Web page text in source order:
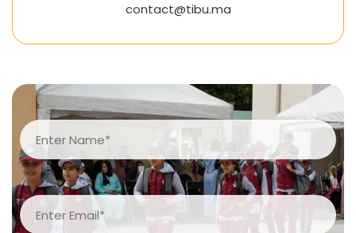
contact@tibu.ma